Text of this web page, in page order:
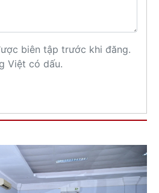
biên tập trước khi đăng.
Việt có dấu.